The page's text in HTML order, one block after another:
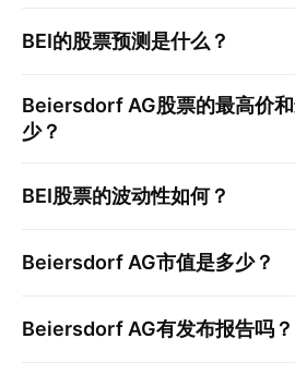
BEI的股票预测是什么？
Beiersdorf AG股票的最高价
少？
BEI股票的波动性如何？
Beiersdorf AG市值是多少？
Beiersdorf AG有发布报告吗？